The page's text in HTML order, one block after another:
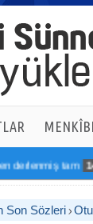
tam 14
Son Sözleri